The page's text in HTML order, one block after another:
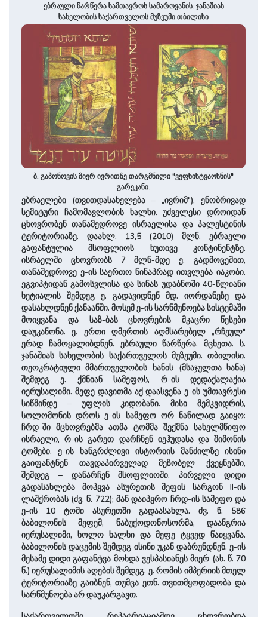
ებრაული წარწერა სამთავროს სამაროვანის. ჯანაშიას
სახელობის საქართველოს მუზეუმი თბილისი
ბ. გაპონოვის მიერ ივრითზე თარგმნილი "ვეფხისტყაოსნის"
გარეკანი.
ებრაელები (თვითდასახელება – „ივრიმ"), ენობრივად
სემიტური ჩამომავლობის ხალხი. უძველესი დროიდან
ცხოვრობენ თანამედროვე ისრაელისა და პალესტინის
ტერიტორიაზე. დაახლ. 13,5 (2010) მლნ. ებრაელი
გაფანტულია მსოფლიოს ხუთივე კონტინენტზე.
ისრაელში ცხოვრობს 7 მლნ-მდე ე. გადმოცემით,
თანამედროვე ე-ის საერთო წინაპრად ითვლება იაკობი.
ეგვიპტიდან გამოსვლისა და სინას უდაბნოში 40-წლიანი
ხეტიალის შემდეგ ე. გადავიდნენ მდ. იორდანეზე და
დასახლდნენ ქანაანში. მოსემ ე-ის სარწმუნოება სისტემაში
მოიყვანა და საზ-ბას ცხოვრების მკაცრი წესები
დაუკანონა. ე. ერთი ღმერთის აღმსარებელ „რჩეულ"
ერად ჩამოყალიბდნენ. ებრაული წარწერა. მცხეთა. ს.
ჯანაშიას სახელობის საქართველოს მუზეუმი. თბილისი.
თეოკრატიული მმართველობის ხანის (მსაჯულთა ხანა)
შემდეგ ე. ქმნიან სამეფოს, რ-ის დედაქალაქია
იერუსალიმი. მეფე დავითმა აქ დაასვენა ე-ის უმთავრესი
სიწმინდე – უფლის კიდობანი. მისი მემკვიდრის,
სოლომონის დროს ე-ის სამეფო ორ ნაწილად გაიყო:
ჩრდ-ში მცხოვრებმა ათმა ტომმა შექმნა სახელმწიფო
ისრაელი, რ-ის გარეთ დარჩნენ იეჰუდასა და შიმონის
ტომები. ე-ის ხანგრძლივი ისტორიის მანძილზე ისინი
გაიფანტნენ თავდაპირველად მეზობელ ქვეყნებში,
შემდეგ – დანარჩენ მსოფლიოში. პირველი დიდი
გადასახლება მოჰყვა ასურეთის მეფის სარგონ II-ის
ლაშქრობას (ძვ. წ. 722); მან დაიპყრო ჩრდ-ის სამეფო და
ე-ის 10 ტომი ასურეთში გადაასახლა. ძვ. წ. 586
ბაბილონის მეფემ, ნაბუქოდონოსორმა, დაანგრია
იერუსალიმი, ხოლო ხალხი და მეფე ტყვედ წაიყვანა.
ბაბილონის დაცემის შემდეგ ისინი უკან დაბრუნდნენ. ე-ის
მესამე დიდი გაფანტვა მოხდა ვესპასიანეს მიერ (ახ. წ. 70
წ.) იერუსალიმის აღების შემდეგ. ე. რომის იმპერიის მთელ
ტერიტორიაზე გაიბნენ, თუმცა ეთნ. თვითმყოფადობა და
სარწმუნოება არ დაუკარგავთ.